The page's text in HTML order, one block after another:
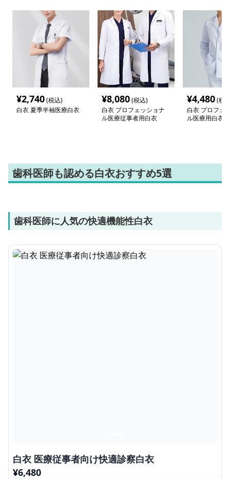
¥2,740(税込)
白衣 夏季半袖医療白衣
¥8,080(税込)
白衣 プロフェッショナ
ル医療従事者用白衣
¥4,480(税
白衣 プロフェ
ル医療用白衣
歯科医師も認める白衣おすすめ5選
歯科医師に人気の快適機能性白衣
白衣 医療従事者向け快適診察白衣
¥6,480